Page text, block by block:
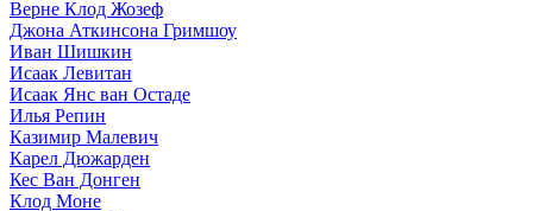
Верне Клод Жозеф
Джона Аткинсона Гримшоу
Иван Шишкин
Исаак Левитан
Исаак Янс ван Остаде
Илья Репин
Казимир Малевич
Карел Дюжарден
Кес Ван Донген
Клод Моне